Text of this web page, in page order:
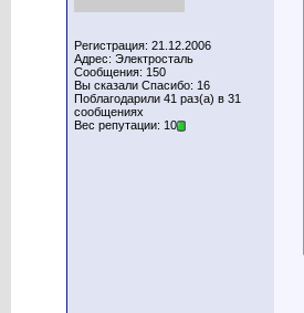
Регистрация: 21.12.2006
Адрес: Электросталь
Сообщения: 150
Вы сказали Спасибо: 16
Поблагодарили 41 раз(а) в 31
сообщениях
Вес репутации: 10